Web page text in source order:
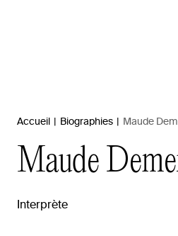
Accueil | Biographies | Maude
Maude
Interprète